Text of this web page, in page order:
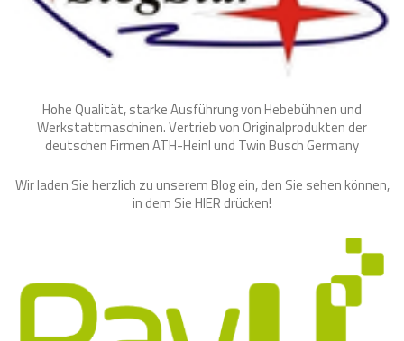
Hohe Qualität, starke Ausführung von Hebebühnen und
Werkstattmaschinen. Vertrieb von Originalprodukten der
deutschen Firmen ATH-Heinl und Twin Busch Germany
Wir laden Sie herzlich zu unserem Blog ein, den Sie sehen können,
in dem SieHIER drücken!